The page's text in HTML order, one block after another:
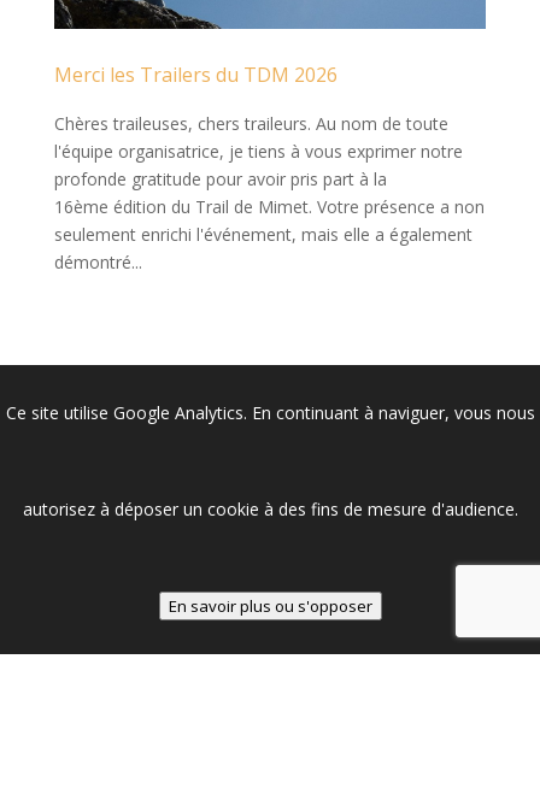
Merci les Trailers du TDM 2026
Chères traileuses, chers traileurs. Au nom de toute
l'équipe organisatrice, je tiens à vous exprimer notre
profonde gratitude pour avoir pris part à la
16ème édition du Trail de Mimet. Votre présence a non
seulement enrichi l'événement, mais elle a également
démontré...
Ce site utilise Google Analytics. En continuant à naviguer, vous nous
autorisez à déposer un cookie à des fins de mesure d'audience.
En savoir plus ou s'opposer